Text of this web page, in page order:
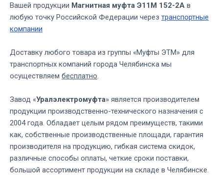
Вашей продукции Магнитная муфта Э11М 152-2А в
любую точку Российской Федерации через транспортные
компании
Доставку любого товара из группы «Муфты ЭТМ» для
транспортных компаний города Челябинска мы
осуществляем бесплатно.
Завод «Уралэлектромуфта» является производителем
продукции производственно-технического назначения с
2004 года. Обладает целым рядом преимуществ, такими
как, собственные производственные площади, гарантия
производителя на продукцию, гибкая система скидок,
различные способы оплаты, четкие сроки поставки,
большой ассортимент продукции на складе в Челябинске.